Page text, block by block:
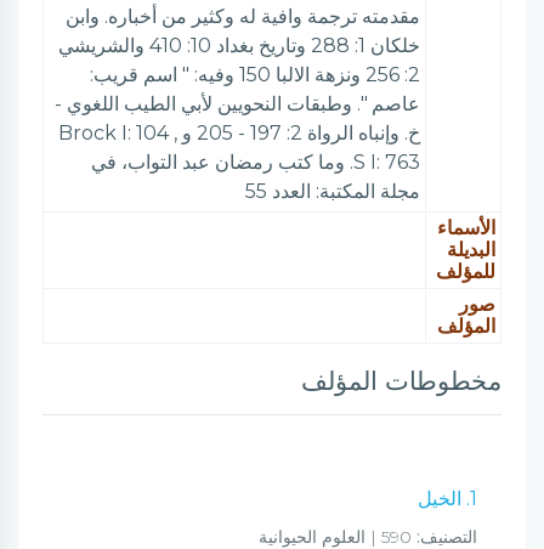
مقدمته ترجمة وافية له وكثير من أخباره. وابن
خلكان 1: 288 وتاريخ بغداد 10: 410 والشريشي
2: 256 ونزهة الالبا 150 وفيه: " اسم قريب:
عاصم ". وطبقات النحويين لأبي الطيب اللغوي -
خ. وإنباه الرواة 2: 197 - 205 و , Brock I: 104
S I: 763. وما كتب رمضان عبد التواب، في
مجلة المكتبة: العدد 55
الأسماء
البديلة
للمؤلف
صور
المؤلف
مخطوطات المؤلف
1. الخيل
التصنيف: